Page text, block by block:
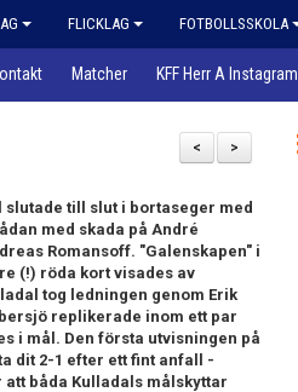
FLICKLAG FOTBOLLSSKOLA
Matcher KFF Herr A Instagram
>
<
till slut i bortaseger med
med skada på André
Romansoff. "Galenskapen" i
(!) röda kort visades av
tog ledningen genom Erik
replikerade inom ett par
i mål. Den första utvisningen på
dit 2-1 efter ett fint anfall -
båda Kulladals målskyttar